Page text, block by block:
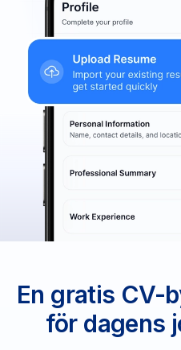
En gratis CV-
för dagens